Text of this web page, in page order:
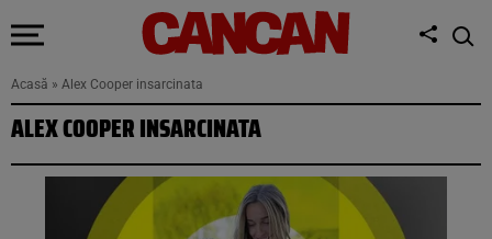
Acasă » Alex Cooper insarcinata
ALEX COOPER INSARCINATA